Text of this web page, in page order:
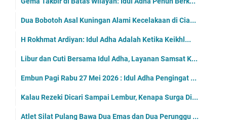
Dua Bobotoh Asal Kuningan Alami Kecelakaan di Cia...
H Rokhmat Ardiyan: Idul Adha Adalah Ketika Keikhl...
Libur dan Cuti Bersama Idul Adha, Layanan Samsat K...
Embun Pagi Rabu 27 Mei 2026 : Idul Adha Pengingat ...
Kalau Rezeki Dicari Sampai Lembur, Kenapa Surga Di...
Atlet Silat Pulang Bawa Dua Emas dan Dua Perunggu ...